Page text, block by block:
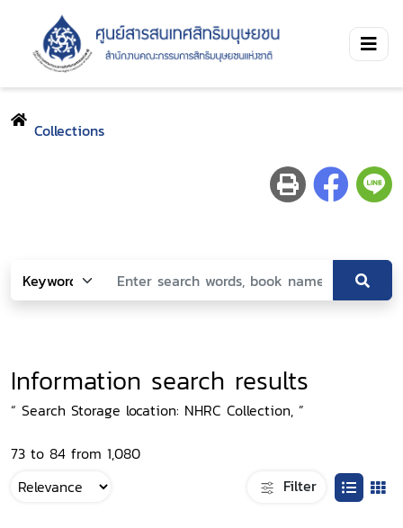
Collections
Information search results
“ Search Storage location: NHRC Collection, ”
73 to 84 from 1,080
Filter